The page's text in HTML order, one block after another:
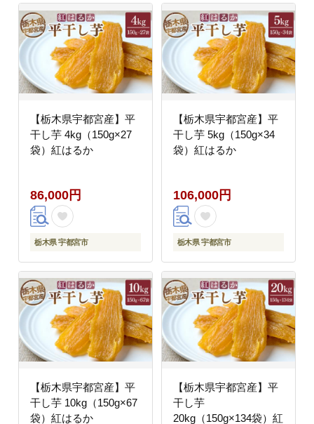
【栃木県宇都宮産】平
干し芋 4kg（150g×27
袋）紅はるか
86,000円
栃木県 宇都宮市
【栃木県宇都宮産】平
干し芋 5kg（150g×34
袋）紅はるか
106,000円
栃木県 宇都宮市
【栃木県宇都宮産】平
干し芋 10kg（150g×67
袋）紅はるか
【栃木県宇都宮産】平
干し芋
20kg（150g×134袋）紅